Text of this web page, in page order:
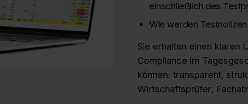
einschließlich des
Wie werden
Sie erhalten einen klaren
Compliance im
können: transparent,
Wirtschaftsprüfer,